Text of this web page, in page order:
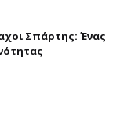
Σπάρτης: Ένας